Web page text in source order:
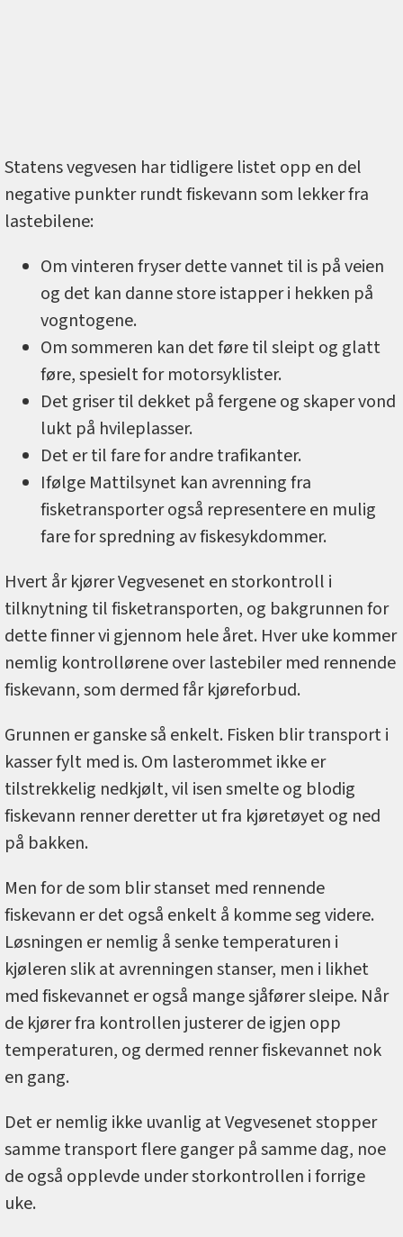
Statens vegvesen har tidligere listet opp en del
negative punkter rundt fiskevann som lekker fra
lastebilene:
Om vinteren fryser dette vannet til is på veien
og det kan danne store istapper i hekken på
vogntogene.
Om sommeren kan det føre til sleipt og glatt
føre, spesielt for motorsyklister.
Det griser til dekket på fergene og skaper vond
lukt på hvileplasser.
Det er til fare for andre trafikanter.
Ifølge Mattilsynet kan avrenning fra
fisketransporter også representere en mulig
fare for spredning av fiskesykdommer.
Hvert år kjører Vegvesenet en storkontroll i
tilknytning til fisketransporten, og bakgrunnen for
dette finner vi gjennom hele året. Hver uke kommer
nemlig kontrollørene over lastebiler med rennende
fiskevann, som dermed får kjøreforbud.
Grunnen er ganske så enkelt. Fisken blir transport i
kasser fylt med is. Om lasterommet ikke er
tilstrekkelig nedkjølt, vil isen smelte og blodig
fiskevann renner deretter ut fra kjøretøyet og ned
på bakken.
Men for de som blir stanset med rennende
fiskevann er det også enkelt å komme seg videre.
Løsningen er nemlig å senke temperaturen i
kjøleren slik at avrenningen stanser, men i likhet
med fiskevannet er også mange sjåfører sleipe. Når
de kjører fra kontrollen justerer de igjen opp
temperaturen, og dermed renner fiskevannet nok
en gang.
Det er nemlig ikke uvanlig at Vegvesenet stopper
samme transport flere ganger på samme dag, noe
de også opplevde under storkontrollen i forrige
uke.